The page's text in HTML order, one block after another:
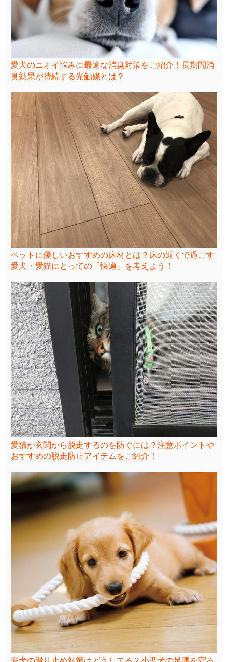
愛犬のニオイ悩みに最適な消臭対策をご紹介！長期間消
臭効果が持続する光触媒とは？
ペットに優しいおすすめの床材とは？床の近くで過ごす
愛犬・愛猫にとっての「快適」を考えよう！
愛猫が玄関から脱走するのを防ぐには？注意ポイントや
おすすめの脱走防止アイテムをご紹介！